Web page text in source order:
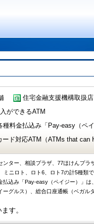
住宅金融支援機構取扱店
ができるATM
料金払込み「Pay-easy（ペ
ード対応ATM（ATMs that can
ター、相談プラザ、77ほけんプラ
ニロト、ロト6、ロト7の計5種類で
込み「Pay-easy（ペイジー）」は
グルス）、総合口座通帳（ベガル
す。